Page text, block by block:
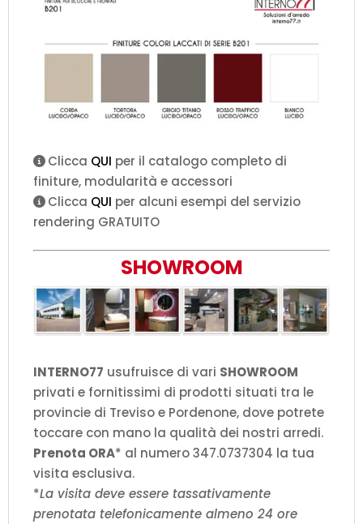
Clicca QUI per il catalogo completo di
finiture, modularità e accessori
Clicca QUI per alcuni esempi del servizio
rendering GRATUITO
SHOWROOM
INTERNO77 usufruisce di vari SHOWROOM
privati e fornitissimi di prodotti situati tra le
provincie di Treviso e Pordenone, dove potrete
toccare con mano la qualità dei nostri arredi.
Prenota ORA* al numero 347.0737304 la tua
visita esclusiva.
*La visita deve essere tassativamente
prenotata telefonicamente almeno 24 ore